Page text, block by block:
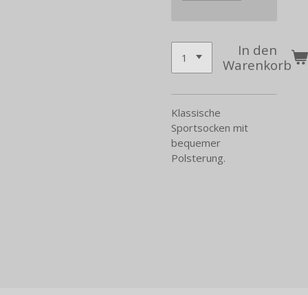
In den
Warenkorb
Klassische
Sportsocken mit
bequemer
Polsterung.